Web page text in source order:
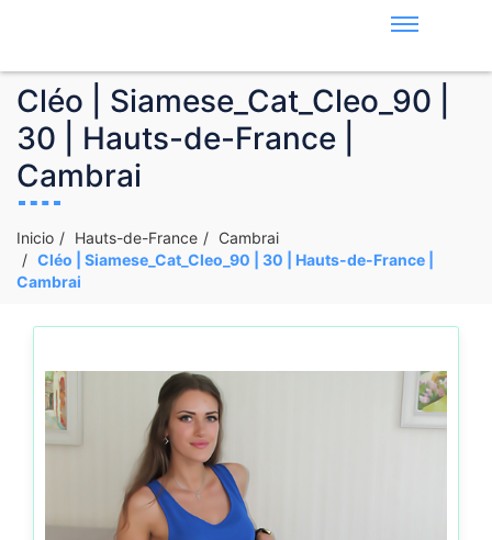
Cléo | Siamese_Cat_Cleo_90 |
30 | Hauts-de-France |
Cambrai
Inicio Hauts-de-France
Cambrai
Cléo | Siamese_Cat_Cleo_90 | 30 | Hauts-de-France |
Cambrai